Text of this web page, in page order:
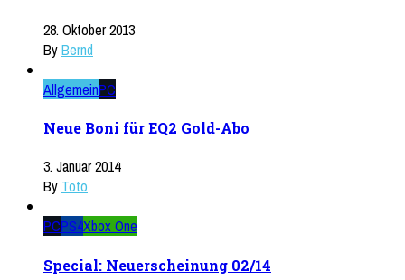
28. Oktober 2013
ByBernd
AllgemeinPC
Neue Boni für EQ2 Gold-Abo
3. Januar 2014
By Toto
PCPS4Xbox One
Special: Neuerscheinung 02/14